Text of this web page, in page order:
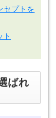
セプトを
ト
ばれ